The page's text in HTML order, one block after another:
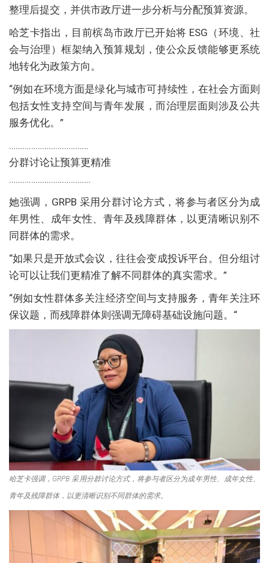
整理后提交，并供市政厅进一步分析与分配预算资源。
哈芝卡指出，目前槟岛市政厅已开始将 ESG（环境、社
会与治理）框架纳入预算规划，使公众反馈能够更系统
地转化为政策方向。
“例如在环境方面是绿化与城市可持续性，在社会方面则
包括女性支持空间与青年发展，而治理层面则涉及公共
服务优化。”
………………………………
分群讨论让预算更精准
……………………………….
她强调，GRPB 采用分群讨论方式，将参与者区分为成
年男性、成年女性、青年及残障群体，以更清晰识别不
同群体的需求。
“如果只是开放式会议，往往会变成投诉平台。但分组讨
论可以让我们更精准了解不同群体的真实需求。”
“例如女性群体多关注经济空间与支持服务，青年关注环
保议题，而残障群体则强调无障碍基础设施问题。“
哈芝卡强调，GRPB 采用分群讨论方式，将参与者区分为成年男性、成年女性、
青年及残障群体，以更清晰识别不同群体的需求。